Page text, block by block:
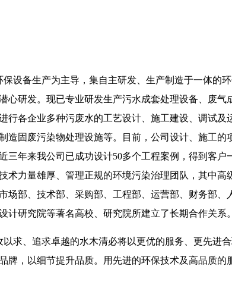
设备生产为主导，集自主研发、生产制造于一体的
心研发。现已专业研发生产污水成套处理设备、废气
行各企业多种污废水的工艺设计、施工建设、调试及
造固废污染物处理设施等。目前，公司设计、施工的
三年来我公司已成功设计50多个工程案例，得到客户
术力量雄厚、管理正规的环境污染治理团队，其中高
场部、技术部、采购部、工程部、运营部、财务部、
计研究院等著名高校、研究院所建立了长期合作关系
求、追求卓越的水木清必将以更优的服务、更先进
牌，以细节提升品质。用先进的环保技术及高品质的